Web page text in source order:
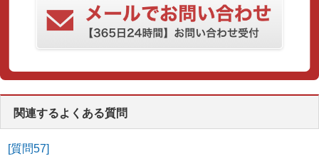
関連するよくある質問
[質問57]